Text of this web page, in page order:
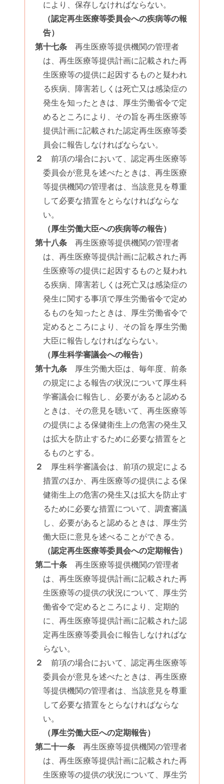
により、保存しなければならない。
（認定再生医療等委員会への疾病等の報
告）
第十七条 再生医療等提供機関の管理者
は、再生医療等提供計画に記載された再
生医療等の提供に起因するものと疑われ
る疾病、障害若しくは死亡又は感染症の
発生を知ったときは、厚生労働省令で定
めるところにより、その旨を再生医療等
提供計画に記載された認定再生医療等委
員会に報告しなければならない。
２
前項の場合において、認定再生医療等
委員会が意見を述べたときは、再生医療
等提供機関の管理者は、当該意見を尊重
して必要な措置をとらなければならな
い。
（厚生労働大臣への疾病等の報告）
第十八条 再生医療等提供機関の管理者
は、再生医療等提供計画に記載された再
生医療等の提供に起因するものと疑われ
る疾病、障害若しくは死亡又は感染症の
発生に関する事項で厚生労働省令で定め
るものを知ったときは、厚生労働省令で
定めるところにより、その旨を厚生労働
大臣に報告しなければならない。
（厚生科学審議会への報告）
第十九条 厚生労働大臣は、毎年度、前条
の規定による報告の状況について厚生科
学審議会に報告し、必要があると認める
ときは、その意見を聴いて、再生医療等
の提供による保健衛生上の危害の発生又
は拡大を防止するために必要な措置をと
るものとする。
２
厚生科学審議会は、前項の規定による
措置のほか、再生医療等の提供による保
健衛生上の危害の発生又は拡大を防止す
るために必要な措置について、調査審議
し、必要があると認めるときは、厚生労
働大臣に意見を述べることができる。
（認定再生医療等委員会への定期報告）
第二十条 再生医療等提供機関の管理者
は、再生医療等提供計画に記載された再
生医療等の提供の状況について、厚生労
働省令で定めるところにより、定期的
に、再生医療等提供計画に記載された認
定再生医療等委員会に報告しなければな
らない。
２
前項の場合において、認定再生医療等
委員会が意見を述べたときは、再生医療
等提供機関の管理者は、当該意見を尊重
して必要な措置をとらなければならな
い。
（厚生労働大臣への定期報告）
第二十一条 再生医療等提供機関の管理者
は、再生医療等提供計画に記載された再
生医療等の提供の状況について、厚生労